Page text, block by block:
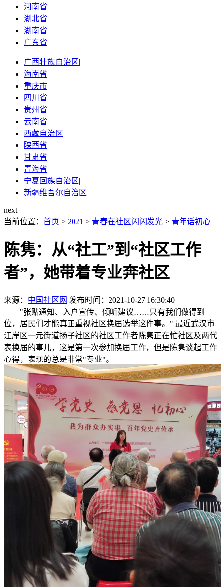
河南省|
湖北省|
湖南省|
广东省
广西壮族自治区|
海南省|
重庆市|
四川省|
贵州省|
云南省|
西藏自治区|
陕西省|
甘肃省|
青海省|
宁夏回族自治区|
新疆维吾尔自治区
next
当前位置： 首页 > 2021 > 青春在社区闪闪发光 > 青年话初心
陈隽：从“社工”到“社区工作
者”，她带着专业奔社区
来源： 中国社区网 发布时间：2021-10-27 16:30:40
"张贴通知、入户宣传、倾听建议……只有我们做得到
位，居民们才能真正重视社区换届选举这件事。" 最近武汉市
江岸区一元街道扬子社区的社区工作者陈隽正在忙社区及两代
表换届的事儿，这是第一次参加换届工作，但是陈隽谈起工作
心得，表现的总是非常"专业"。